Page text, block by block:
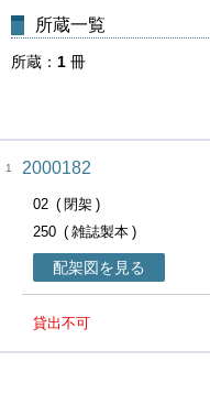
所蔵一覧
所蔵 1 冊
1 2000182
02
閉架
250
雑誌製本
配架図を見る
貸出不可